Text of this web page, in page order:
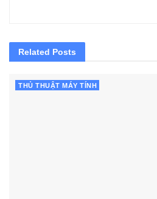
Related Posts
THỦ THUẬT MÁY TÍNH